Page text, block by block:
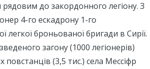
до закордонного легіону. З
4-го ескадрону 1-го
легкої броньованої бригади в Сирії.
загону (1000 легіонерів)
повстанців (3,5 тис.) села Мессіфр